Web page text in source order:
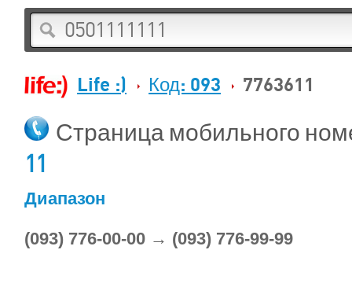
Life :) Код: 093 7763611
Страница мобильного
11
Диапазон
(093) 776-00-00 → (093) 776-99-99